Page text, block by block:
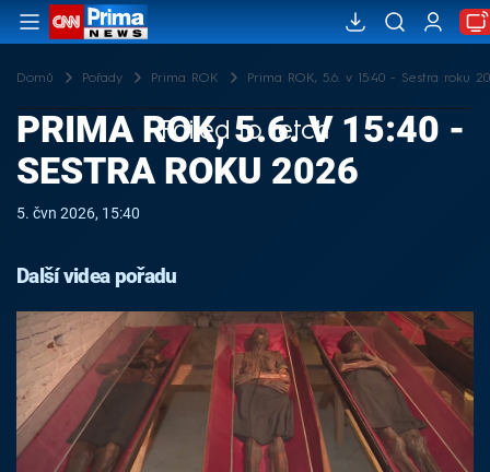
Domů Pořady Prima ROK Prima ROK, 5.6. v 15:40 - Sestra roku
Failed to fetch
PRIMA ROK, 5.6. V 15:40 -
SESTRA ROKU 2026
5. čvn 2026, 15:40
Další videa pořadu